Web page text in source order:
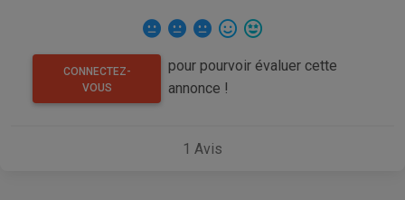
CONNECTEZ-
VOUS
pour pourvoir évaluer cette
annonce !
1 Avis